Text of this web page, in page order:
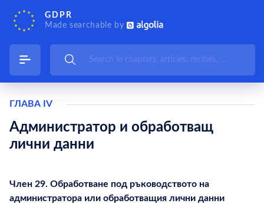
GDPR
Made searchable by
ГЛАВА IV
Администратор и обработващ
лични данни
Член 29. Обработване под ръководството на
администратора или обработващия лични данни